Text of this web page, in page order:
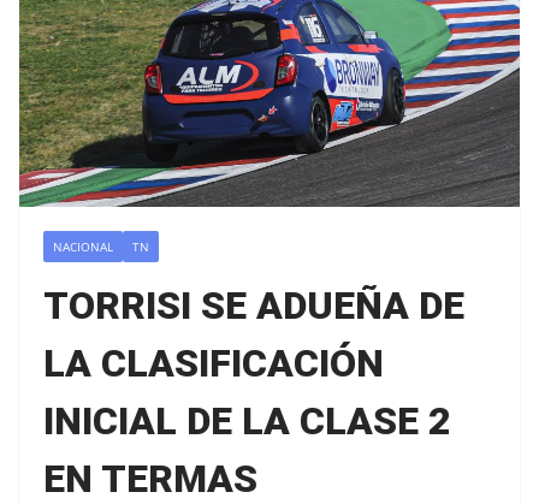
NACIONAL TN
TORRISI SE ADUEÑA DE
LA CLASIFICACIÓN
INICIAL DE LA CLASE 2
EN TERMAS